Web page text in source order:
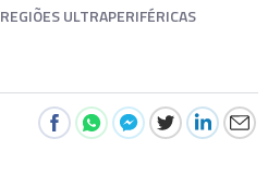
REGIÕES ULTRAPERIFÉRICAS